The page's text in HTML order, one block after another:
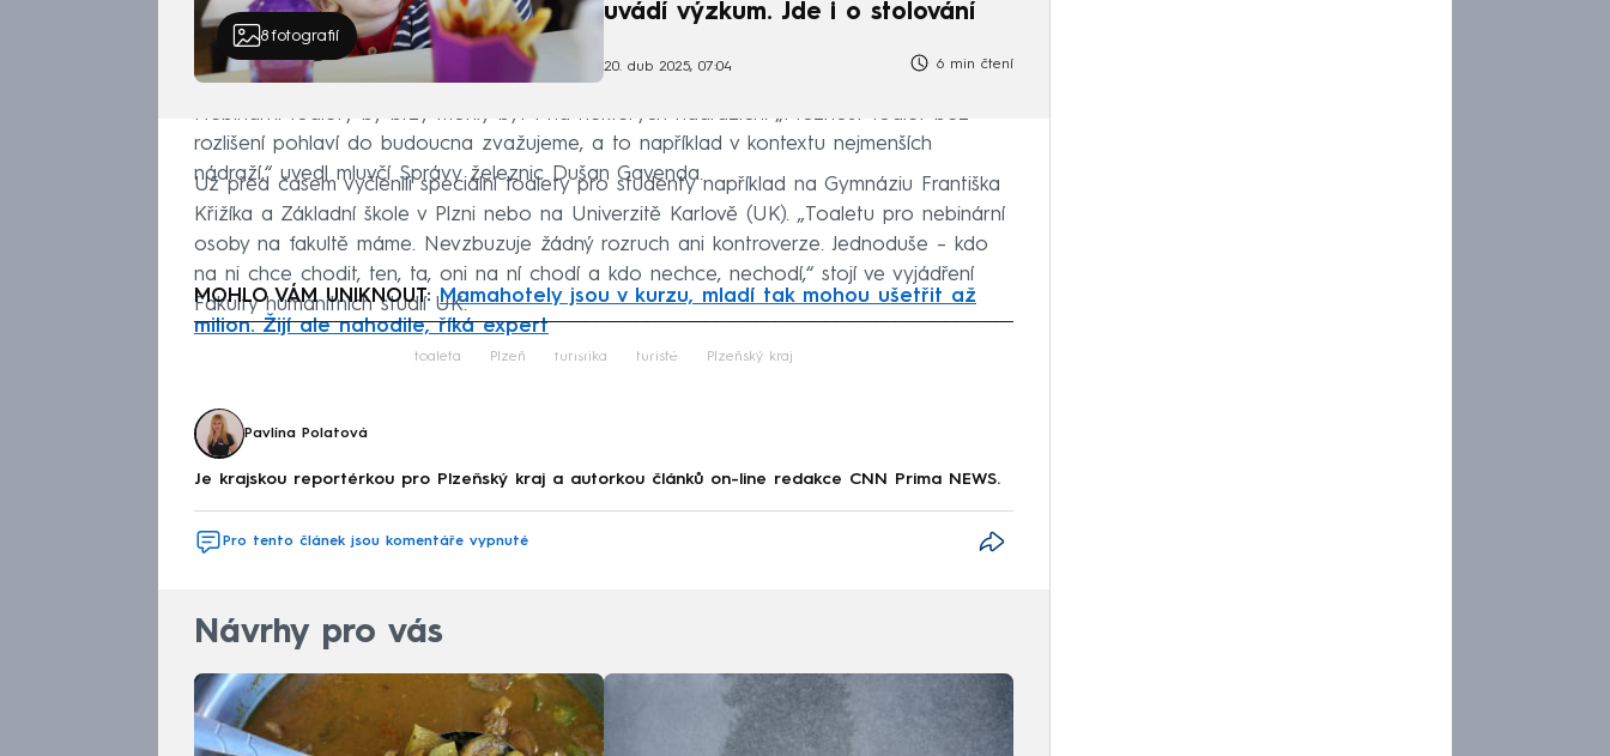
8fotografií
uvádí výzkum. Jde i o stolování
20. dub 2025, 07:04 6 min čtení
Nebinární toalety by brzy mohly být i na některých nádražích. „Možnost toalet bez
rozlišení pohlaví do budoucna zvažujeme, a to například v kontextu nejmenších
nádraží,“ uvedl mluvčí Správy železnic Dušan Gavenda.
Už před časem vyčlenili speciální toalety pro studenty například na Gymnáziu Františka
Křižíka a Základní škole v Plzni nebo na Univerzitě Karlově (UK). „Toaletu pro nebinární
osoby na fakultě máme. Nevzbuzuje žádný rozruch ani kontroverze. Jednoduše – kdo
na ni chce chodit, ten, ta, oni na ní chodí a kdo nechce, nechodí,“ stojí ve vyjádření
Fakulty humanitních studií UK.
MOHLO VÁM UNIKNOUT: Mamahotely jsou v kurzu, mladí tak mohou ušetřit až
milion. Žijí ale nahodile, říká expert
Failed to fetch
toaleta Plzeň turistika turisté Plzeňský kraj
Pavlína Polatová
Je krajskou reportérkou pro Plzeňský kraj a autorkou článků on-line redakce CNN Prima NEWS.
Pro tento článek jsou komentáře vypnuté
Návrhy pro vás